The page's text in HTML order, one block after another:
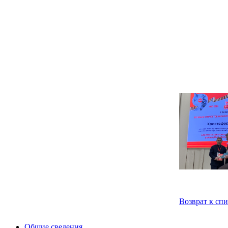
Возврат к